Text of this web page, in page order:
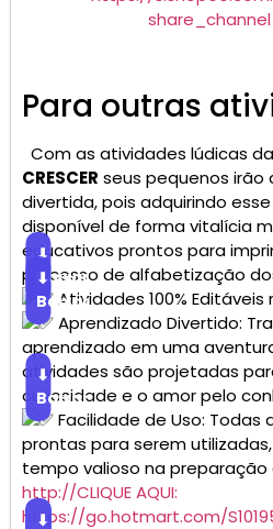
Para outras
Com as atividades lúdicas da
CRESCER seus pequenos
divertida, pois adquirindo
disponível de forma vitalícia
educativos prontos para
processo de alfabetização
⬇
Baixar
Atividades 100% Editáveis
⬇
Baixar
Aprendizado Divertido:
aprendizado em uma
atividades são projetadas
curiosidade e o amor pelo
⬇
Baixar
Facilidade de Uso:
prontas para serem
tempo valioso na preparação
http://CLIQUE AQUI:
https://go.hotmart.com/
⬇